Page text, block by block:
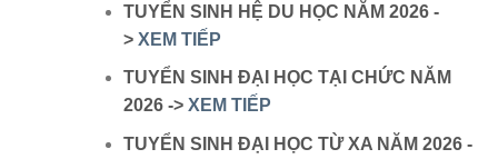
TUYỂN SINH HỆ DU HỌC NĂM 2026 -
> XEM TIẾP
TUYỂN SINH ĐẠI HỌC TẠI CHỨC NĂM
2026 -> XEM TIẾP
TUYỂN SINH ĐẠI HỌC TỪ XA NĂM 2026 -